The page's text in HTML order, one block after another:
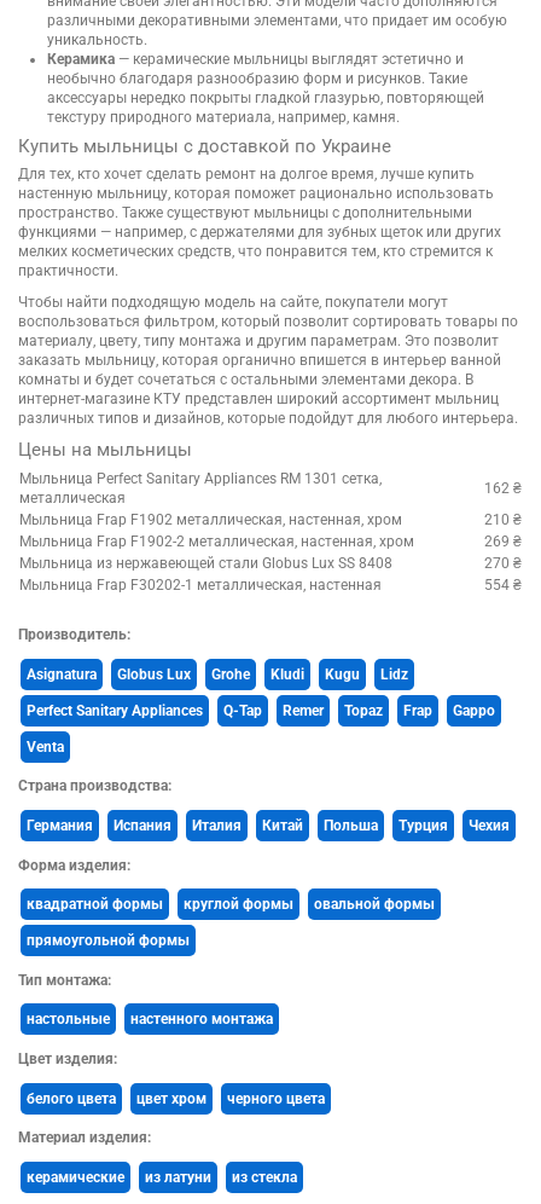
различными декоративными элементами, что придает им особую
уникальность.
Керамика — керамические мыльницы выглядят эстетично и
необычно благодаря разнообразию форм и рисунков. Такие
аксессуары нередко покрыты гладкой глазурью, повторяющей
текстуру природного материала, например, камня.
Купить мыльницы с доставкой по Украине
Для тех, кто хочет сделать ремонт на долгое время, лучше купить
настенную мыльницу, которая поможет рационально использовать
пространство. Также существуют мыльницы с дополнительными
функциями — например, с держателями для зубных щеток или других
мелких косметических средств, что понравится тем, кто стремится к
практичности.
Чтобы найти подходящую модель на сайте, покупатели могут
воспользоваться фильтром, который позволит сортировать товары по
материалу, цвету, типу монтажа и другим параметрам. Это позволит
заказать мыльницу, которая органично впишется в интерьер ванной
комнаты и будет сочетаться с остальными элементами декора. В
интернет-магазине КТУ представлен широкий ассортимент мыльниц
различных типов и дизайнов, которые подойдут для любого интерьера.
Цены на мыльницы
Мыльница Perfect Sanitary Appliances RM 1301 сетка,
металлическая
162 ₴
Мыльница Frap F1902 металлическая, настенная, хром
210 ₴
Мыльница Frap F1902-2 металлическая, настенная, хром
269 ₴
Мыльница из нержавеющей стали Globus Lux SS 8408
270 ₴
Мыльница Frap F30202-1 металлическая, настенная
554 ₴
Производитель:
Asignatura Globus Lux Grohe Kludi Kugu Lidz
Perfect Sanitary Appliances Q-Tap Remer Topaz Frap Gappo
Venta
Страна производства:
Германия Испания Италия Китай Польша Турция Чехия
Форма изделия:
квадратной формы круглой формы овальной формы
прямоугольной формы
Тип монтажа:
наcтольные настенного монтажа
Цвет изделия:
белого цвета цвет хром черного цвета
Материал изделия:
керамические из латуни из стекла